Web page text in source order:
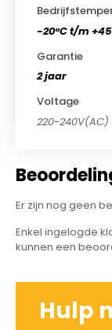
-20°C t/m
Garantie
2 jaar
Voltage
220-240V(AC)
Er zijn nog geen
Enkel ingelogde
kunnen een
Hulp